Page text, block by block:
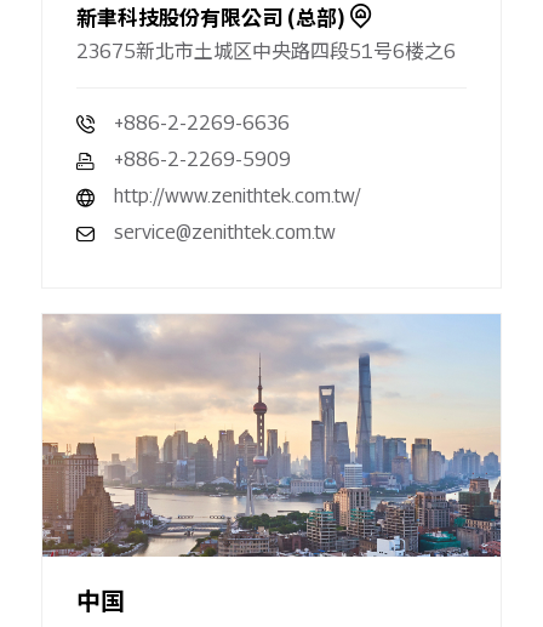
新聿科技股份有限公司 (总部)
23675新北市土城区中央路四段51号6楼之6
+886-2-2269-6636
+886-2-2269-5909
http://www.zenithtek.com.tw/
service@zenithtek.com.tw
中国